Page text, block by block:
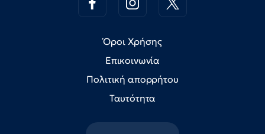
Όροι Χρήσης
Επικοινωνία
Πολιτική απορρήτου
Ταυτότητα